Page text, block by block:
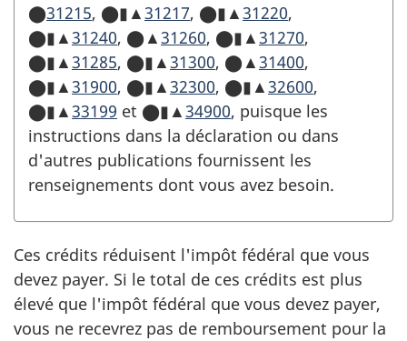
⬤31215, ⬤▮▲31217, ⬤▮▲31220,
⬤▮▲31240, ⬤▲31260, ⬤▮▲31270,
⬤▮▲31285, ⬤▮▲31300, ⬤▲31400,
⬤▮▲31900, ⬤▮▲32300, ⬤▮▲32600,
⬤▮▲33199 et ⬤▮▲34900, puisque les
instructions dans la déclaration ou dans
d'autres publications fournissent les
renseignements dont vous avez besoin.
Ces crédits réduisent l'impôt fédéral que vous
devez payer. Si le total de ces crédits est plus
élevé que l'impôt fédéral que vous devez payer,
vous ne recevrez pas de remboursement pour la